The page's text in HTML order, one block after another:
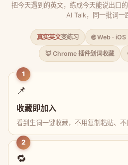
把今天遇到的英文，练成今天能说出口
AI Talk，同一批词一
真实英文变练习 🌐 Web ·
🦊 Chrome 插件划词收藏
1
📌
收藏即加入
看到生词一键收藏，不用复制粘贴、不
2
🔁